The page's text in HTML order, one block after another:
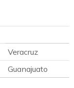
Veracruz
Guanajuato